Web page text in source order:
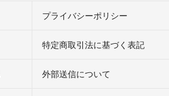
プライバシーポリシー
特定商取引法に基づく表記
外部送信について